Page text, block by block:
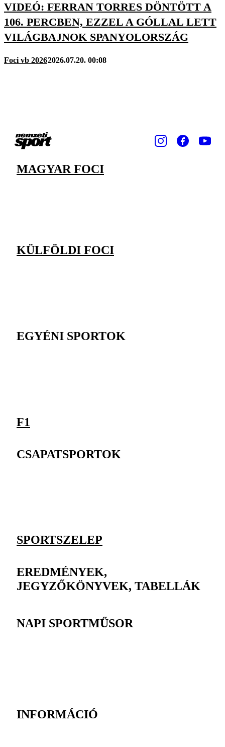
VIDEÓ: FERRAN TORRES DÖNTÖTT A
106. PERCBEN, EZZEL A GÓLLAL LETT
VILÁGBAJNOK SPANYOLORSZÁG
Foci vb 20262026.07.20. 00:08
MAGYAR FOCI
KÜLFÖLDI FOCI
EGYÉNI SPORTOK
F1
CSAPATSPORTOK
SPORTSZELEP
EREDMÉNYEK,
JEGYZŐKÖNYVEK, TABELLÁK
NAPI SPORTMŰSOR
INFORMÁCIÓ